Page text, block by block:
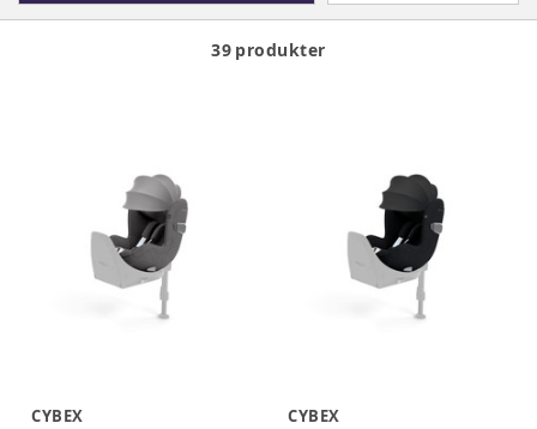
behov, fra mærker som Britax Römer, Cybex, Joie og Maxi
39 produkter
CYBEX
CYBEX